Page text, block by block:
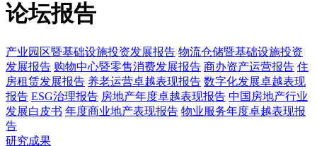
论坛报告
产业园区暨基础设施投资发展报告 物流仓储暨基础设施投资
发展报告 购物中心暨零售消费发展报告 商办资产运营报告 住
房租赁发展报告 养老运营卓越表现报告 数字化发展卓越表现
报告 ESG治理报告 房地产年度卓越表现报告 中国房地产行业
发展白皮书 年度商业地产表现报告 物业服务年度卓越表现报
告
研究成果